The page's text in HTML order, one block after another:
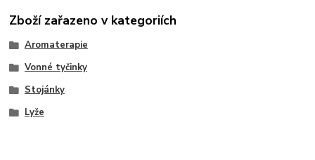
Zboží zařazeno v kategoriích
Aromaterapie
Vonné tyčinky
Stojánky
Lyže